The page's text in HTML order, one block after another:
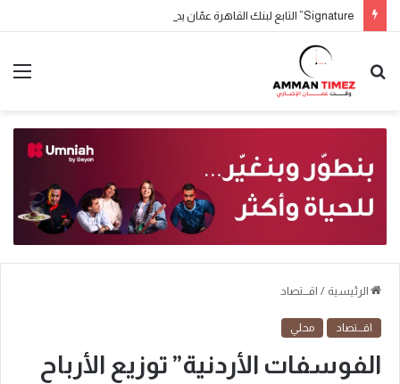
الرئيسية / اقـــتصاد
اقـــتصاد محلي
الفوسفات الأردنية” توزيع الأرباح